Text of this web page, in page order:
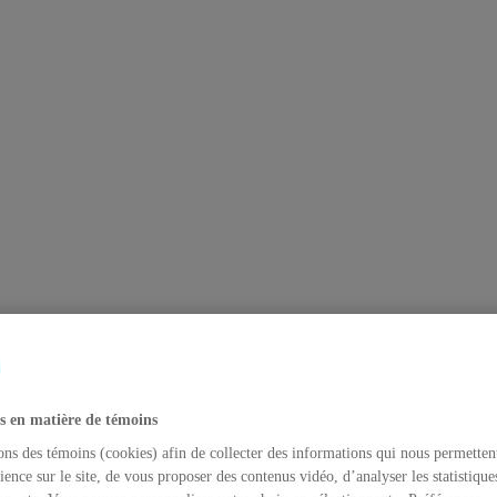
en matière de témoins
des témoins (cookies) afin de collecter des informations qui nous
sur le site, de vous proposer des contenus vidéo, d’analyser les